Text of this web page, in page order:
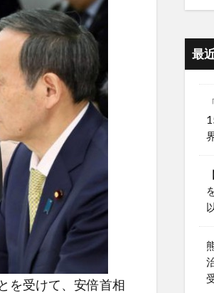
を受けて、安倍首相
最